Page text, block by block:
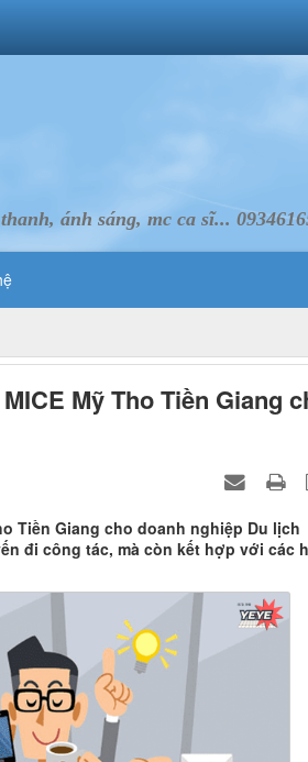
ánh sáng, mc ca sĩ...
Mỹ Tho Tiền Giang
Tiền Giang cho doanh nghiệp Du lịch
đi công tác, mà còn kết hợp với các